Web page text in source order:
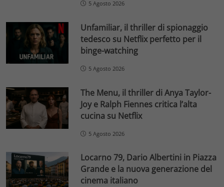
5 Agosto 2026
Unfamiliar, il thriller di spionaggio
tedesco su Netflix perfetto per il
binge-watching
5 Agosto 2026
The Menu, il thriller di Anya Taylor-
Joy e Ralph Fiennes critica l’alta
cucina su Netflix
5 Agosto 2026
Locarno 79, Dario Albertini in Piazza
Grande e la nuova generazione del
cinema italiano